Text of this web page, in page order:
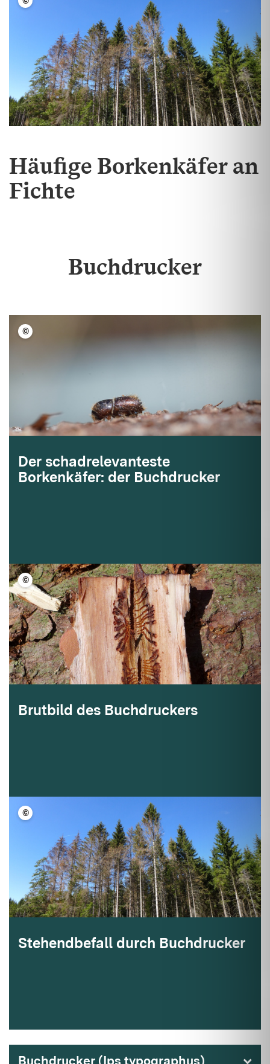
Häufige Borkenkäfer an
Fichte
Buchdrucker
©
Der schadrelevanteste
Borkenkäfer: der Buchdrucker
© FVA BW/Kautz
Brutbild des Buchdruckers
©
Stehendbefall durch Buchdrucker
Buchdrucker (Ips typographus)